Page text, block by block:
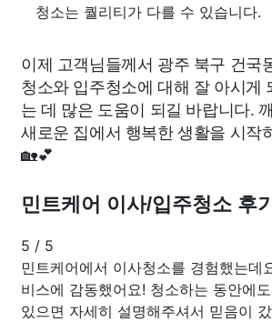
청소는 퀄리티가 다를 수 있습니다.
이제 고객님들께서 광주 북구 건국
청소와 입주청소에 대해 잘 아시게
는 데 많은 도움이 되길 바랍니다.
새로운 집에서 행복한 생활을 시작
🏡💕
민트케어 이사/입주청소 후기
5 / 5
민트케어에서 이사청소를 경험했는데
비스에 감동했어요! 청소하는 동안에
있으면 자세히 설명해주셔서 믿음이